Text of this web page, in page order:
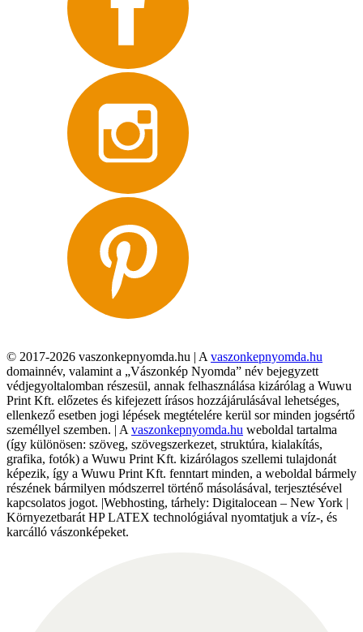
© 2017-2026 vaszonkepnyomda.hu | A vaszonkepnyomda.hu
domainnév, valamint a „Vászonkép Nyomda” név bejegyzett
védjegyoltalomban részesül, annak felhasználása kizárólag a Wuwu
Print Kft. előzetes és kifejezett írásos hozzájárulásával lehetséges,
ellenkező esetben jogi lépések megtételére kerül sor minden jogsértő
személlyel szemben. | A vaszonkepnyomda.hu weboldal tartalma
(így különösen: szöveg, szövegszerkezet, struktúra, kialakítás,
grafika, fotók) a Wuwu Print Kft. kizárólagos szellemi tulajdonát
képezik, így a Wuwu Print Kft. fenntart minden, a weboldal bármely
részének bármilyen módszerrel történő másolásával, terjesztésével
kapcsolatos jogot. |Webhosting, tárhely: Digitalocean – New York |
Környezetbarát HP LATEX technológiával nyomtatjuk a víz-, és
karcálló vászonképeket.